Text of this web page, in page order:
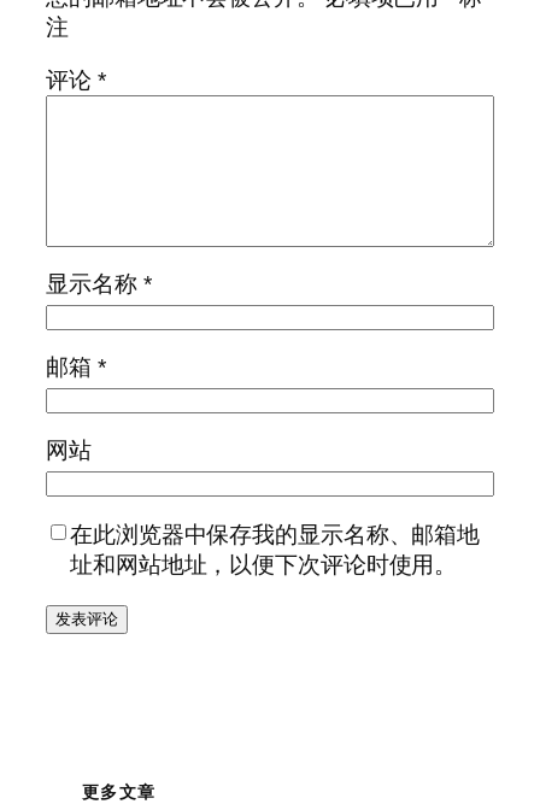
注
评论 *
显示名称 *
邮箱 *
网站
在此浏览器中保存我的显示名称、邮箱地
址和网站地址，以便下次评论时使用。
更多文章